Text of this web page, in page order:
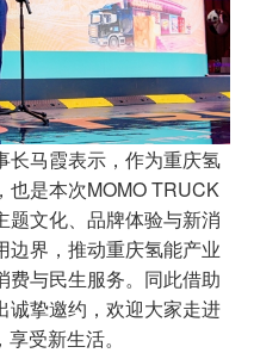
长马霞表示，作为重庆氢
也是本次MOMO TRUCK
题文化、品牌体验与新消
边界，推动重庆氢能产业
费与民生服务。同此借助
诚挚邀约，欢迎大家走进
受新生活。